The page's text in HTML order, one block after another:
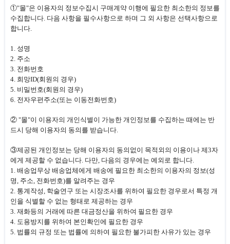
①"몰"은 이용자의 정보수집시 구매계약 이행에 필요한 최소한의 정보를
수집합니다. 다음 사항을 필수사항으로 하며 그 외 사항은 선택사항으로
합니다.
1. 성명
2. 주소
3. 전화번호
4. 희망ID(회원의 경우)
5. 비밀번호(회원의 경우)
6. 전자우편주소(또는 이동전화번호)
② "몰"이 이용자의 개인식별이 가능한 개인정보를 수집하는 때에는 반
드시 당해 이용자의 동의를 받습니다.
③제공된 개인정보는 당해 이용자의 동의없이 목적외의 이용이나 제3자
에게 제공할 수 없습니다. 다만, 다음의 경우에는 예외로 합니다.
1. 배송업무상 배송업체에게 배송에 필요한 최소한의 이용자의 정보(성
명, 주소, 전화번호)를 알려주는 경우
2. 통계작성, 학술연구 또는 시장조사를 위하여 필요한 경우로서 특정 개
인을 식별할 수 없는 형태로 제공하는 경우
3. 재화등의 거래에 따른 대금정산을 위하여 필요한 경우
4. 도용방지를 위하여 본인확인에 필요한 경우
5. 법률의 규정 또는 법률에 의하여 필요한 불가피한 사유가 있는 경우